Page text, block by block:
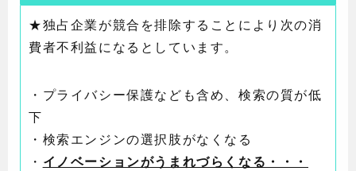
★独占企業が競合を排除することにより次の消
費者不利益になるとしています。
・プライバシー保護なども含め、検索の質が低
下
・検索エンジンの選択肢がなくなる
・ イノベーションがうまれづらくなる・・・